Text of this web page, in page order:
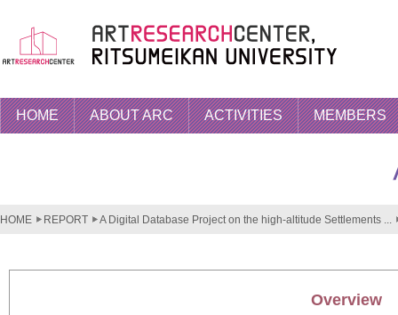
HOME ABOUT ARC ACTIVITIES MEMBERS
HOME REPORT A Digital Database Project on the high-altitude Settlements ...
Overview